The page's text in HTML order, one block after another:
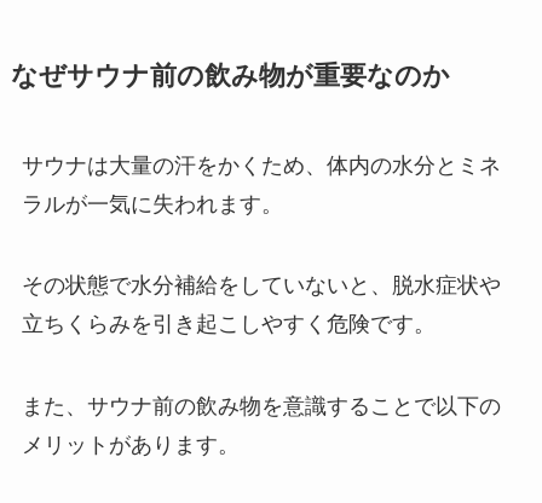
なぜサウナ前の飲み物が重要なのか
サウナは大量の汗をかくため、体内の水分とミネ
ラルが一気に失われます。
その状態で水分補給をしていないと、脱水症状や
立ちくらみを引き起こしやすく危険です。
また、サウナ前の飲み物を意識することで以下の
メリットがあります。